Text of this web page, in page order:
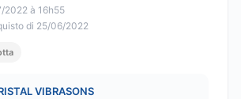
2022 à 16h55
di 25/06/2022
VIBRASONS